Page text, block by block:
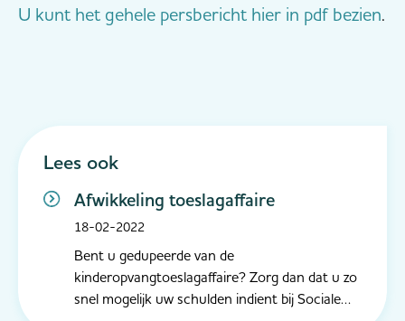
U kunt het gehele persbericht hier in pdf bezien.
Lees ook
Afwikkeling toeslagaffaire
18-02-2022
Bent u gedupeerde van de
kinderopvangtoeslagaffaire? Zorg dan dat u zo
snel mogelijk uw schulden indient bij Sociale